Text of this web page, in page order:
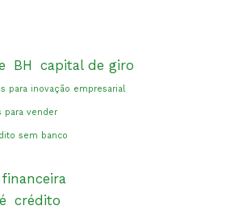
BH capital de giro
para inovação empresarial
para vender
sem banco
crédito